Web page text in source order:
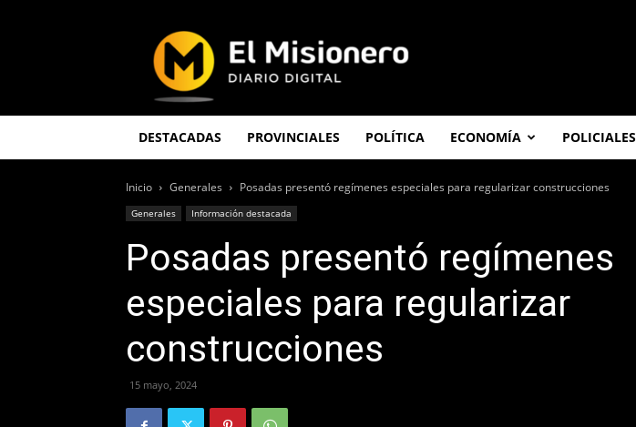
Misionero
DESTACADAS PROVINCIALES POLÍTICA ECONOMÍA POLICIALES
Inicio Generales Posadas presentó regímenes especiales para regularizar construcciones
Generales Información destacada
Posadas presentó regímenes
especiales para regularizar
construcciones
15 mayo, 2024